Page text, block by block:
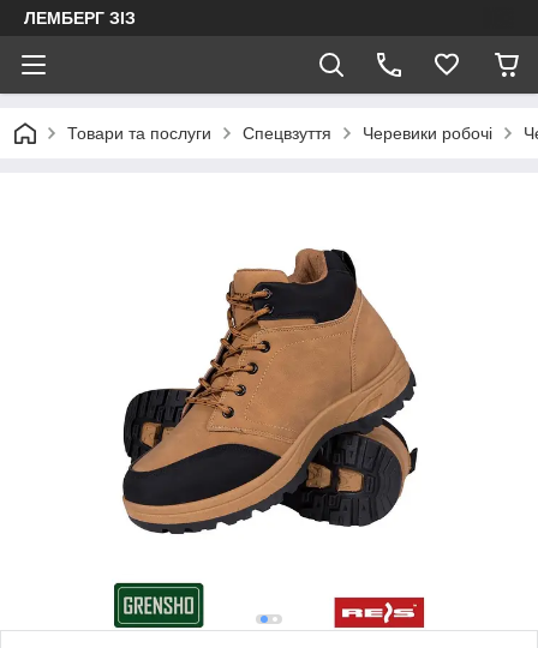
ЛЕМБЕРГ ЗІЗ
Товари та послуги Спецвзуття Черевики робочі